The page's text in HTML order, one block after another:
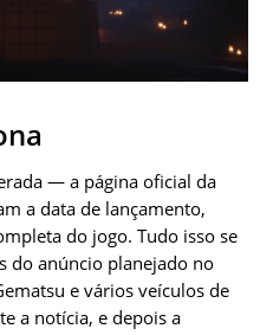
— a página oficial da
a data de lançamento,
do jogo. Tudo isso se
do anúncio planejado no
e vários veículos de
a notícia, e depois a